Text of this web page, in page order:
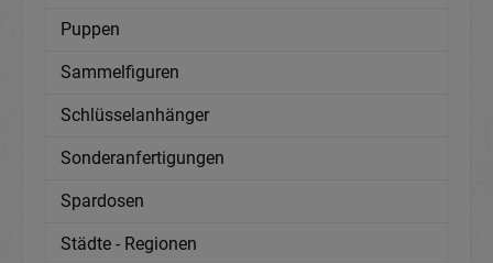
Puppen
Sammelfiguren
Schlüsselanhänger
Sonderanfertigungen
Spardosen
Städte - Regionen